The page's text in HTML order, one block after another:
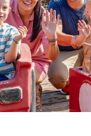
GmbH & Co KG 2026
Wien